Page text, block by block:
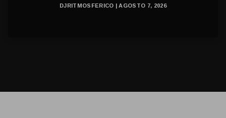
DJRITMOSFERICO | AGOSTO 7, 2026